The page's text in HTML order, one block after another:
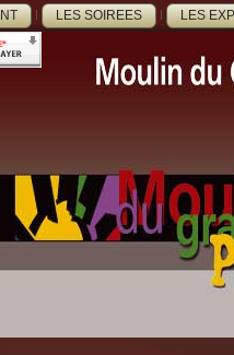
LES SOIREES LES